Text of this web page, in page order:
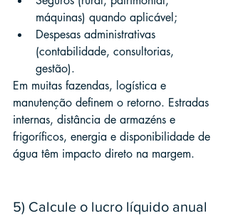
máquinas) quando aplicável;
Despesas administrativas
(contabilidade, consultorias,
gestão).
Em muitas fazendas, logística e
manutenção definem o retorno. Estradas
internas, distância de armazéns e
frigoríficos, energia e disponibilidade de
água têm impacto direto na margem.
5) Calcule o lucro líquido anual